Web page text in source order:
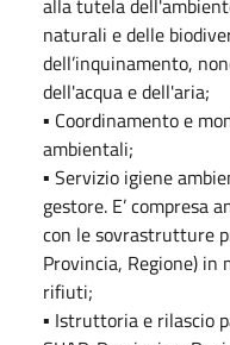
naturali e delle
dell’inquinamento,
dell'acqua e dell'aria;
▪ Coordinamento e
ambientali;
▪ Servizio igiene
gestore. E’ compresa
con le sovrastrutture
Provincia, Regione) in
rifiuti;
▪ Istruttoria e rilascio